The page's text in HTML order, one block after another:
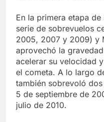
En la primera etapa
serie de sobrevuelos
2005, 2007 y 2009) y
aprovechó la
acelerar su velocidad
el cometa. A lo largo
también sobrevoló dos
5 de septiembre de
julio de 2010.